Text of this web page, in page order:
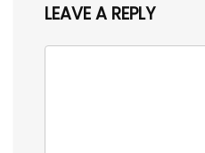
LEAVE A REPLY